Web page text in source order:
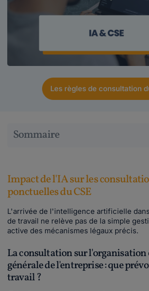
Les règles de consultation
Sommaire
Impact de l'IA sur les
ponctuelles du CSE
L'arrivée de l'intelligence artificielle
de travail ne relève pas de la simple
active des mécanismes légaux précis.
La consultation sur l'organisation
générale de l'entreprise : que
travail ?